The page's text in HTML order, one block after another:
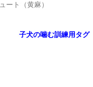
ート（黄麻）
子犬の噛む訓練用タグ